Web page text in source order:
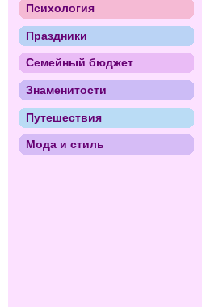
Психология
Праздники
Семейный бюджет
Знаменитости
Путешествия
Мода и стиль